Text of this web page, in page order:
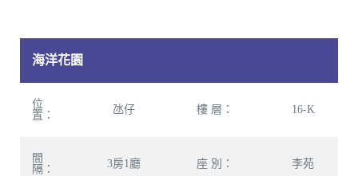
海洋花園
位
置：
氹仔 樓 層： 16-K
間
隔：
3房1廳 座 別： 李苑